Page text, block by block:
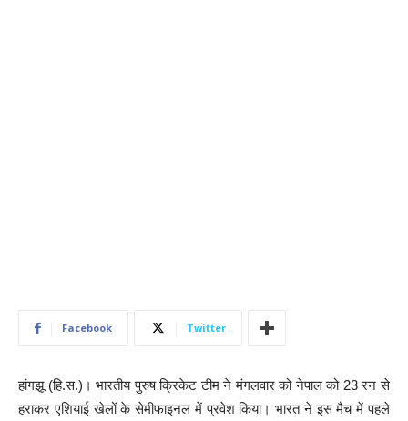
Facebook Twitter
हांगझू (हि.स.)। भारतीय पुरुष क्रिकेट टीम ने मंगलवार को नेपाल को 23 रन से
हराकर एशियाई खेलों के सेमीफाइनल में प्रवेश किया। भारत ने इस मैच में पहले